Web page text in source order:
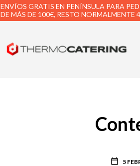
ENVÍOS GRATIS EN PENÍNSULA PARA
DE MÁS DE 100€, RESTO NORMALMENTE
5